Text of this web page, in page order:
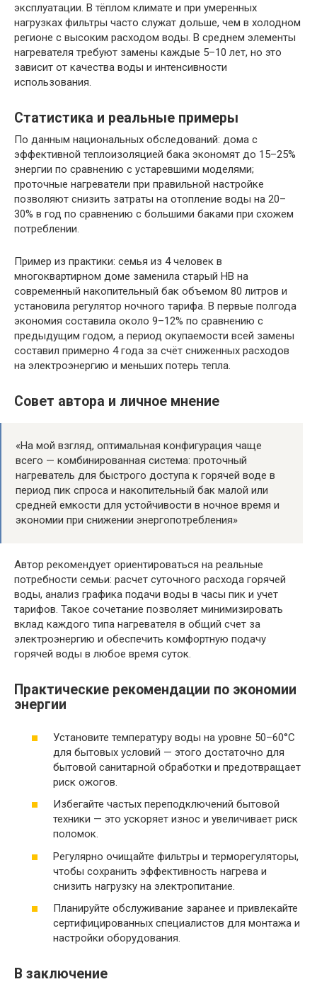
эксплуатации. В тёплом климате и при умеренных
нагрузках фильтры часто служат дольше, чем в холодном
регионе с высоким расходом воды. В среднем элементы
нагревателя требуют замены каждые 5–10 лет, но это
зависит от качества воды и интенсивности
использования.
Статистика и реальные примеры
По данным национальных обследований: дома с
эффективной теплоизоляцией бака экономят до 15–25%
энергии по сравнению с устаревшими моделями;
проточные нагреватели при правильной настройке
позволяют снизить затраты на отопление воды на 20–
30% в год по сравнению с большими баками при схожем
потреблении.
Пример из практики: семья из 4 человек в
многоквартирном доме заменила старый НВ на
современный накопительный бак объемом 80 литров и
установила регулятор ночного тарифа. В первые полгода
экономия составила около 9–12% по сравнению с
предыдущим годом, а период окупаемости всей замены
составил примерно 4 года за счёт сниженных расходов
на электроэнергию и меньших потерь тепла.
Совет автора и личное мнение
«На мой взгляд, оптимальная конфигурация чаще
всего — комбинированная система: проточный
нагреватель для быстрого доступа к горячей воде в
период пик спроса и накопительный бак малой или
средней емкости для устойчивости в ночное время и
экономии при снижении энергопотребления»
Автор рекомендует ориентироваться на реальные
потребности семьи: расчет суточного расхода горячей
воды, анализ графика подачи воды в часы пик и учет
тарифов. Такое сочетание позволяет минимизировать
вклад каждого типа нагревателя в общий счет за
электроэнергию и обеспечить комфортную подачу
горячей воды в любое время суток.
Практические рекомендации по экономии
энергии
Установите температуру воды на уровне 50–60°C
для бытовых условий — этого достаточно для
бытовой санитарной обработки и предотвращает
риск ожогов.
Избегайте частых переподключений бытовой
техники — это ускоряет износ и увеличивает риск
поломок.
Регулярно очищайте фильтры и терморегуляторы,
чтобы сохранить эффективность нагрева и
снизить нагрузку на электропитание.
Планируйте обслуживание заранее и привлекайте
сертифицированных специалистов для монтажа и
настройки оборудования.
В заключение